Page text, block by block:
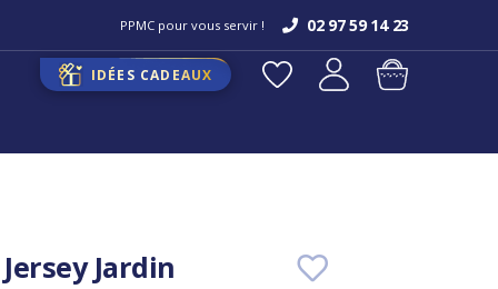
PPMC pour vous servir ! 02 97 59 14 23
IDÉES CADEAUX
Jardin